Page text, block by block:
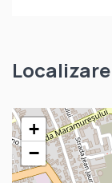
Localizare
+
−